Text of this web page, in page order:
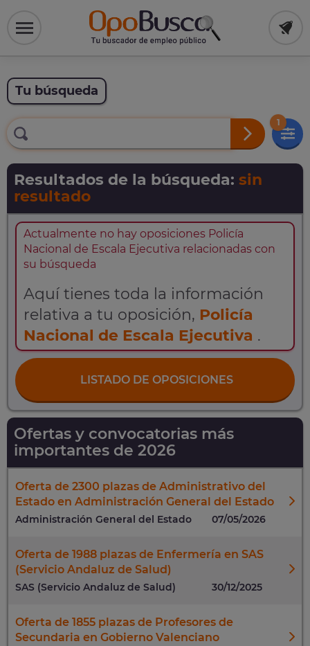
Tu búsqueda
1
Resultados de la búsqueda: sin
resultado
Actualmente no hay oposiciones Policía
Nacional de Escala Ejecutiva relacionadas con
su búsqueda
Aquí tienes toda la información
relativa a tu oposición, Policía
Nacional de Escala Ejecutiva .
LISTADO DE OPOSICIONES
Ofertas y convocatorias más
importantes de 2026
Oferta de 2300 plazas de Administrativo del
Estado en Administración General del Estado
Administración General del Estado 07/05/2026
Oferta de 1988 plazas de Enfermería en SAS
(Servicio Andaluz de Salud)
SAS (Servicio Andaluz de Salud) 30/12/2025
Oferta de 1855 plazas de Profesores de
Secundaria en Gobierno Valenciano